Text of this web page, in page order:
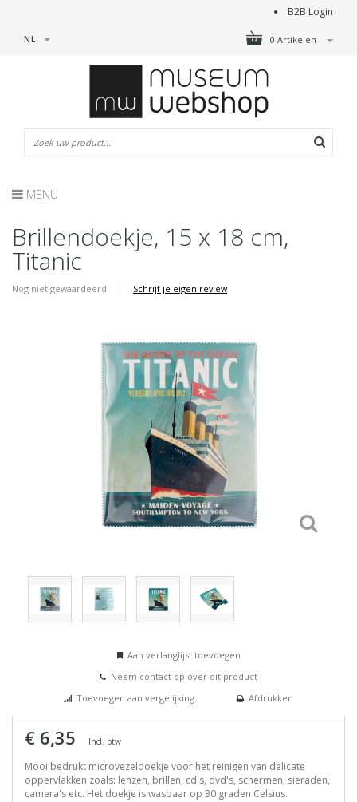
B2B Login
0 Artikelen
NL
MENU
Brillendoekje, 15 x 18 cm,
Titanic
Nog niet gewaardeerd | Schrijf je eigen review
Aan verlanglijst toevoegen
Neem contact op over dit product
Toevoegen aan vergelijking
Afdrukken
€ 6,35 Incl. btw
Mooi bedrukt microvezeldoekje voor het reinigen van delicate
oppervlakken zoals: lenzen, brillen, cd's, dvd's, schermen, sieraden,
camera's etc. Het doekje is wasbaar op 30 graden Celsius.